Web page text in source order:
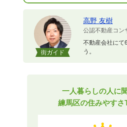
街ガイド
高野 友樹
公認不動産コン
不動産会社にて
う。
一人暮らしの人に
練馬区の住みやすさ